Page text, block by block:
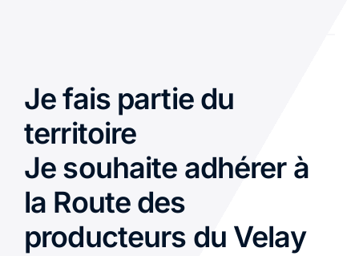
Je fais partie du
territoire
Je souhaite adhérer à
la Route des
producteurs du Velay